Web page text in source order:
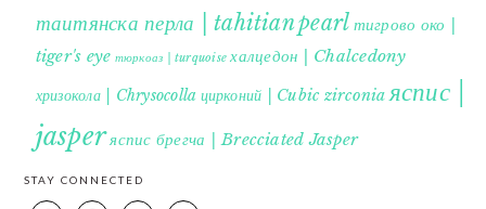
таитянска перла | tahitian pearl тигрово око |
tiger's eye тюркоаз | turquoise халцедон | Chalcedony
хризокола | Chrysocolla цирконий | Cubic zirconia яспис |
jasperяспис брегча | Brecciated Jasper
STAY CONNECTED